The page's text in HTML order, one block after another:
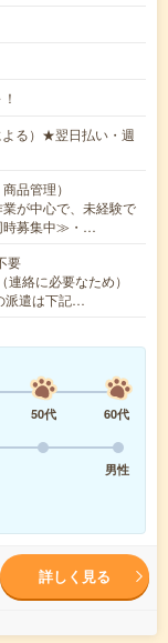
る）★翌日払い・週
品管理）
が中心で、未経験で
時募集中≫・…
要
絡に必要なため）
派遣は下記…
50代
60代
男性
詳しく見る